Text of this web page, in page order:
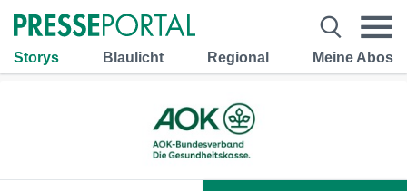
Storys Blaulicht Regional Meine Abos